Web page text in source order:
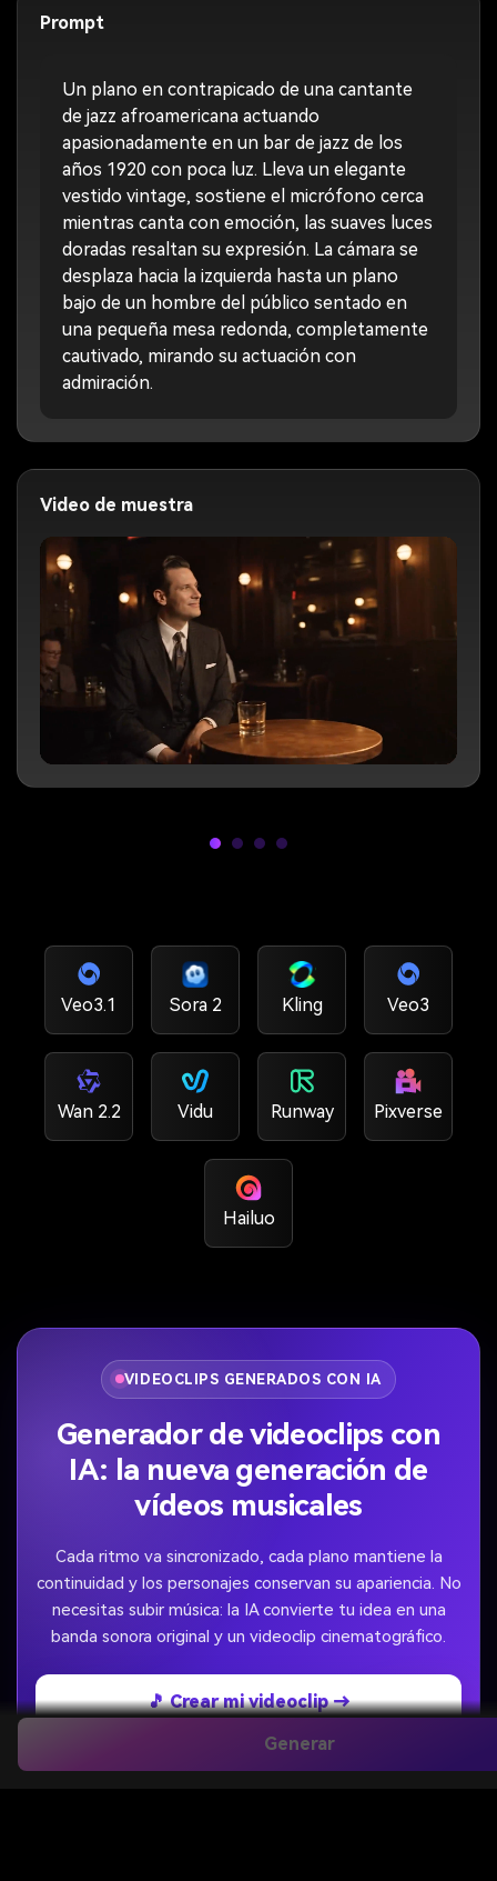
Generar
Prompt
Un plano en contrapicado de una cantante
de jazz afroamericana actuando
apasionadamente en un bar de jazz de los
años 1920 con poca luz. Lleva un elegante
vestido vintage, sostiene el micrófono cerca
mientras canta con emoción, las suaves luces
doradas resaltan su expresión. La cámara se
desplaza hacia la izquierda hasta un plano
bajo de un hombre del público sentado en
una pequeña mesa redonda, completamente
cautivado, mirando su actuación con
admiración.
Video de muestra
Veo3.1 Sora 2 Kling Veo3
Wan 2.2 Vidu Runway Pixverse
Hailuo
VIDEOCLIPS GENERADOS CON IA
Generador de videoclips con
IA: la nueva generación de
vídeos musicales
Cada ritmo va sincronizado, cada plano mantiene la
continuidad y los personajes conservan su apariencia. No
necesitas subir música: la IA convierte tu idea en una
banda sonora original y un videoclip cinematográfico.
🎵 Crear mi videoclip →